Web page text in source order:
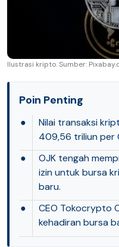
Ilustrasi kripto. Sumber:
Poin Penting
●
Nilai transaksi
409,56 triliun per
●
OJK tengah
izin untuk bursa
baru.
●
CEO Tokocrypto
kehadiran bursa